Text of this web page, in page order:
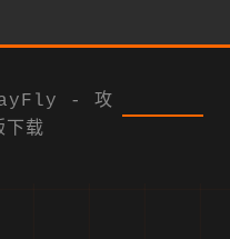
- 攻
下载